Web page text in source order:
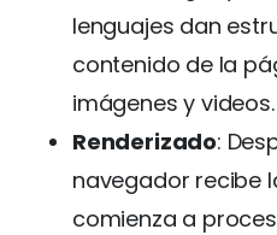
lenguajes dan
contenido de la
imágenes y videos.
Renderizado:
navegador recibe
comienza a